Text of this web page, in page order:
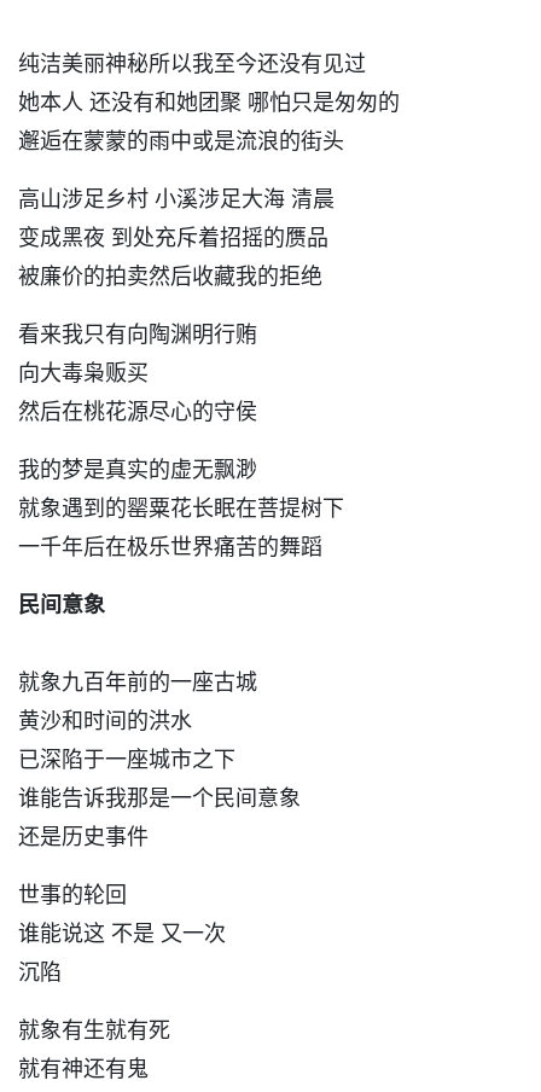
纯洁美丽神秘所以我至今还没有见过
她本人 还没有和她团聚 哪怕只是匆匆的
邂逅在蒙蒙的雨中或是流浪的街头
高山涉足乡村 小溪涉足大海 清晨
变成黑夜 到处充斥着招摇的赝品
被廉价的拍卖然后收藏我的拒绝
看来我只有向陶渊明行贿
向大毒枭贩买
然后在桃花源尽心的守侯
我的梦是真实的虚无飘渺
就象遇到的罂粟花长眠在菩提树下
一千年后在极乐世界痛苦的舞蹈
民间意象
就象九百年前的一座古城
黄沙和时间的洪水
已深陷于一座城市之下
谁能告诉我那是一个民间意象
还是历史事件
世事的轮回
谁能说这 不是 又一次
沉陷
就象有生就有死
就有神还有鬼